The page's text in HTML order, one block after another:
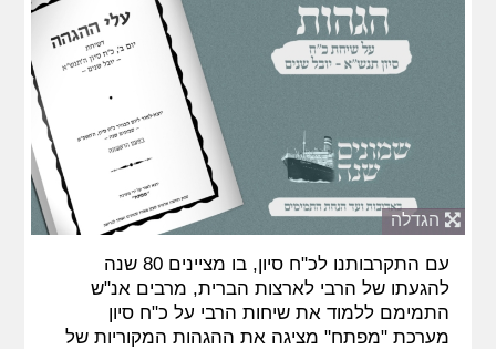
הגדלה
עם התקרבותנו לכ"ח סיון, בו מציינים 80 שנה
להגעתו של הרבי לארצות הברית, מרבים אנ"ש
התמימם ללמוד את שיחות הרבי על כ"ח סיון
מערכת "מפתח" מציגה את ההגהות המקוריות של